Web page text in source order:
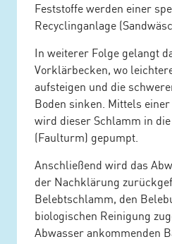
Feststoffe werden einer
Recyclinganlage
In weiterer Folge gelangt
Vorklärbecken, wo
aufsteigen und die
Boden sinken. Mittels
wird dieser Schlamm in
(Faulturm) gepumpt.
Anschließend wird das
der Nachklärung
Belebtschlamm, den
biologischen Reinigung
Abwasser ankommenden